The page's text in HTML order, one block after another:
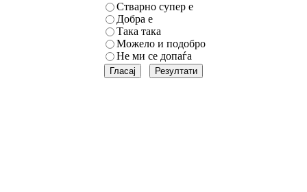
Стварно супер е
Добра е
Така така
Можело и подобро
Не ми се допаѓа